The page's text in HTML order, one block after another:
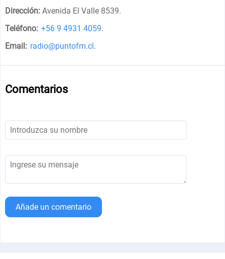
Dirección: Avenida El Valle 8539.
Teléfono: +56 9 4931 4059.
Email: radio@puntofm.cl.
Comentarios
Añade un comentario